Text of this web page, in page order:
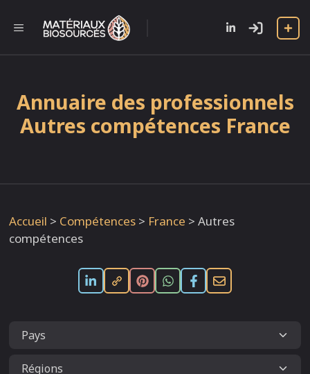
contenu
MENU
Annuaire des professionnels
Autres compétences France
Accueil > Compétences > France > Autres
compétences